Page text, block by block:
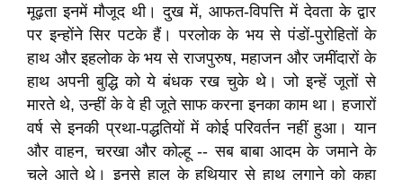
मूढ़ता इनमें मौजूद थी। दुख में, आफत-विपत्ति में देवता के द्वार
पर इन्होंने सिर पटके हैं। परलोक के भय से पंडों-पुरोहितों के
हाथ और इहलोक के भय से राजपुरुष, महाजन और जमींदारों के
हाथ अपनी बुद्धि को ये बंधक रख चुके थे। जो इन्हें जूतों से
मारते थे, उन्हीं के वे ही जूते साफ करना इनका काम था। हजारों
वर्ष से इनकी प्रथा-पद्धतियों में कोई परिवर्तन नहीं हुआ। यान
और वाहन, चरखा और कोल्हू -- सब बाबा आदम के जमाने के
चले आते थे। इनसे हाल के हथियार से हाथ लगाने को कहा